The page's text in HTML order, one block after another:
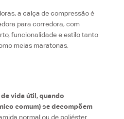
a calça de compressão é
para corredora, com
funcionalidade e estilo tanto
meias maratonas,
vida útil, quando
comum) se decompõem
normal ou de poliéster